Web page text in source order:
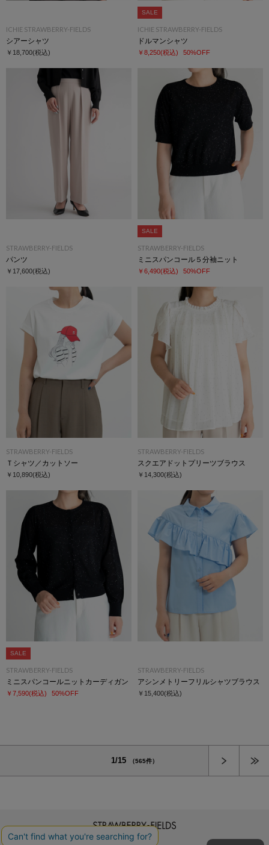
ICHIE STRAWBERRY-FIELDS
シアーシャツ
￥18,700(税込)
SALE
ICHIE STRAWBERRY-FIELDS
ドルマンシャツ
￥8,250(税込) 50%OFF
STRAWBERRY-FIELDS
パンツ
￥17,600(税込)
SALE
STRAWBERRY-FIELDS
ミニスパンコール５分袖ニット
￥6,490(税込) 50%OFF
STRAWBERRY-FIELDS
Ｔシャツ／カットソー
￥10,890(税込)
STRAWBERRY-FIELDS
スクエアドットプリーツブラウス
￥14,300(税込)
SALE
STRAWBERRY-FIELDS
ミニスパンコールニットカーディガン
￥7,590(税込) 50%OFF
STRAWBERRY-FIELDS
アシンメトリーフリルシャツブラウス
￥15,400(税込)
1/15 （565件）